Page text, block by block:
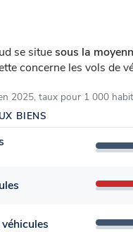
se situesous la
concerne les vols de
2025, taux pour 1 000
BIENS